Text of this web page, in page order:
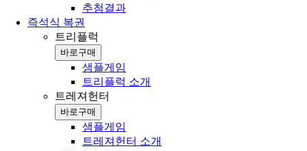
추첨결과
즉석식 복권
트리플럭
바로구매
샘플게임
트리플럭 소개
트레져헌터
바로구매
샘플게임
트레져헌터 소개